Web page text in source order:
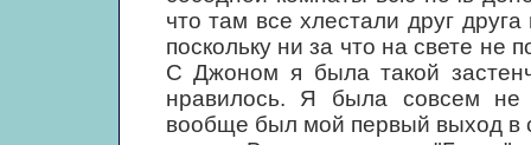
что там все хлестали друг
поскольку ни за что на свете не
С Джоном я была такой
нравилось. Я была совсем не
вообще был мой первый выход в